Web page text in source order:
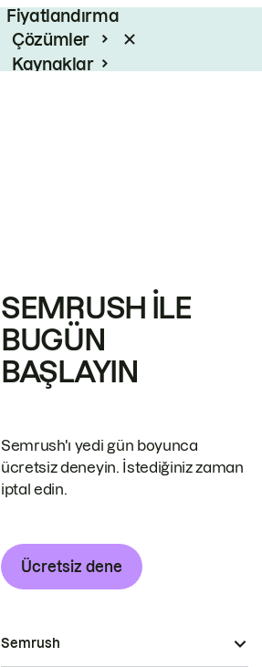
Fiyatlandırma
Çözümler
Kaynaklar
SEMRUSH ILE
BUGÜN
BAŞLAYIN
Semrush'ı yedi gün boyunca
ücretsiz deneyin. İstediğiniz zaman
iptal edin.
Ücretsiz dene
Semrush